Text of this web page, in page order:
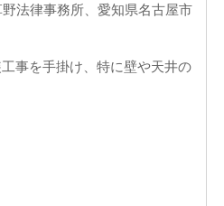
法律事務所、愛知県名古屋市
事を手掛け、特に壁や天井の